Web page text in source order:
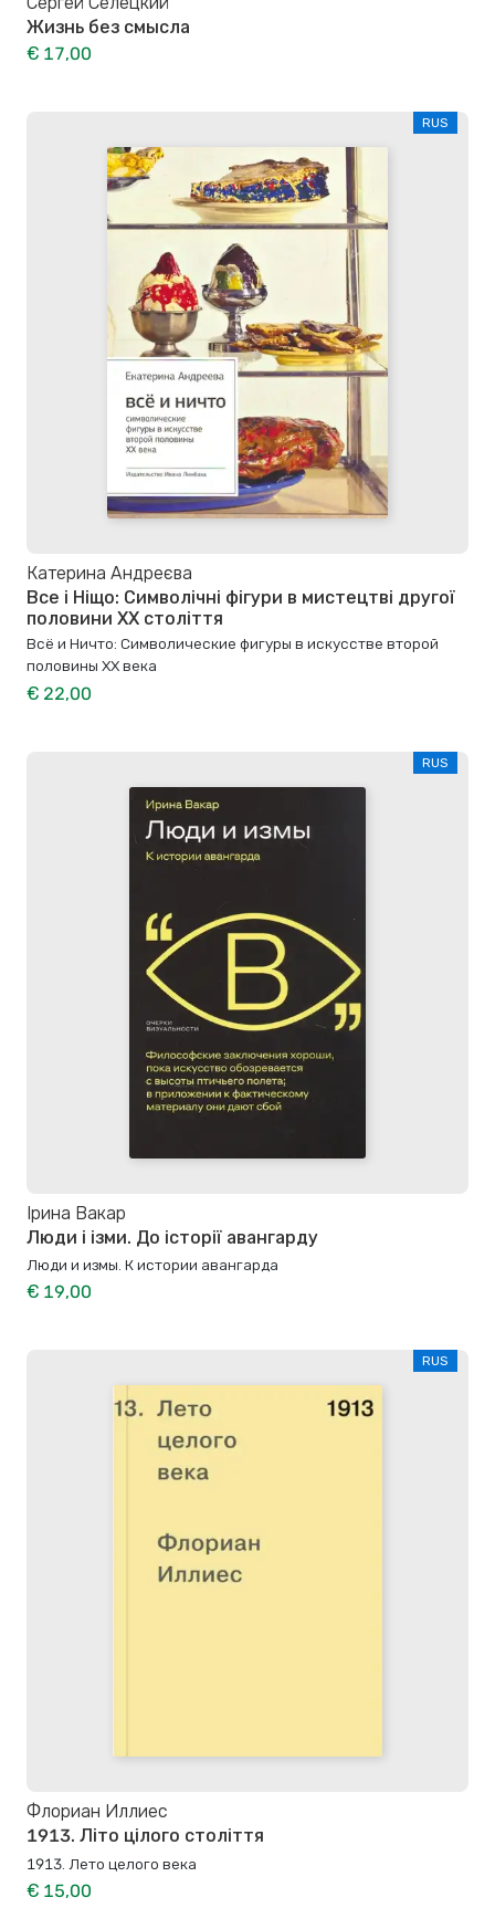
Жизнь без смысла
€ 17,00
RUS
Катерина Андреєва
Все і Ніщо: Символічні фігури в мистецтві другої
половини XX століття
Всё и Ничто: Символические фигуры в искусстве второй
половины XX века
€ 22,00
RUS
Ірина Вакар
Люди і ізми. До історії авангарду
Люди и измы. К истории авангарда
€ 19,00
RUS
Флориан Иллиес
1913. Літо цілого століття
1913. Лето целого века
€ 15,00